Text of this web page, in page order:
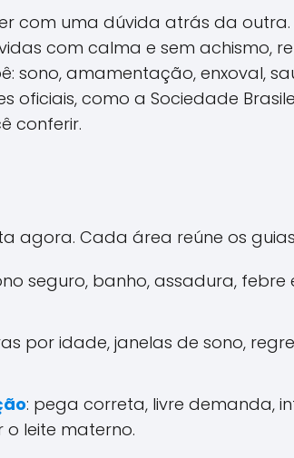
com uma dúvida atrás da
com calma e sem achismo,
sono, amamentação, enxoval,
oficiais, como a Sociedade
conferir.
agora. Cada área reúne os
seguro, banho, assadura,
por idade, janelas de sono,
: pega correta, livre demanda,
leite materno.